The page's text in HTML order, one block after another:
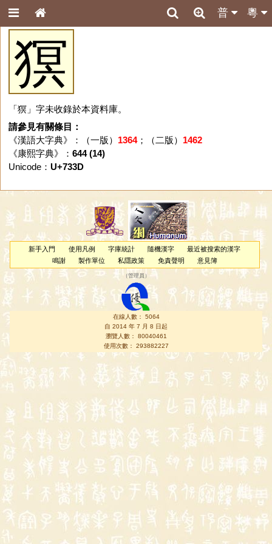
粵
普
猽
「猽」字未收錄於本資料庫。
請參見有關條目：
《漢語大字典》：（一版） 1364；（二版） 1462
《康熙字典》： 644 (14)
Unicode： U+733D
新手入門 使用凡例 字庫統計 隨機漢字
最近被搜索的漢字
鳴謝
製作單位 私隱政策 免責聲明 意見簿
（管理員 ）
在線人數： 5064
自 2014 年 7 月 8 日起
瀏覽人數： 80040461
使用次數： 293882227